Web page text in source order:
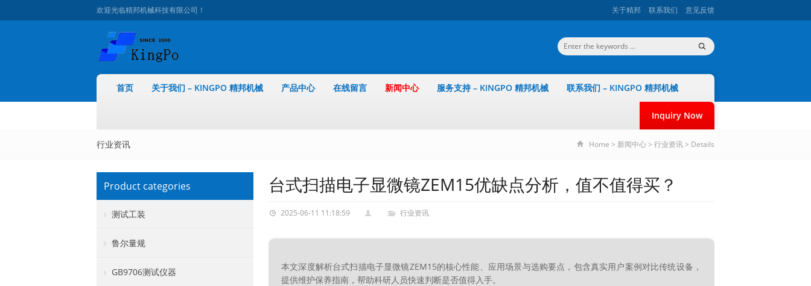
欢迎光临精邦机械科技有限公司！ 关于精邦 联系我们 意见反馈
首页 关于我们 – KINGPO 精邦机械 产品中心 在线留言 新闻中心 服务支持 – KINGPO 精邦机械 联系我们 – KINGPO 精邦机械
Inquiry Now
行业资讯 Home > 新闻中心> 行业资讯> Details
台式扫描电子显微镜ZEM15优缺点分析，值不值得买？
2025-06-11 11:18:59 行业资讯
本文深度解析台式扫描电子显微镜ZEM15的核心性能、应用场景与选购要点，包含真实用户案例对比传统设备，
提供维护保养指南，帮助科研人员快速判断是否值得入手。
Product categories
测试工装
鲁尔量规
GB9706测试仪器